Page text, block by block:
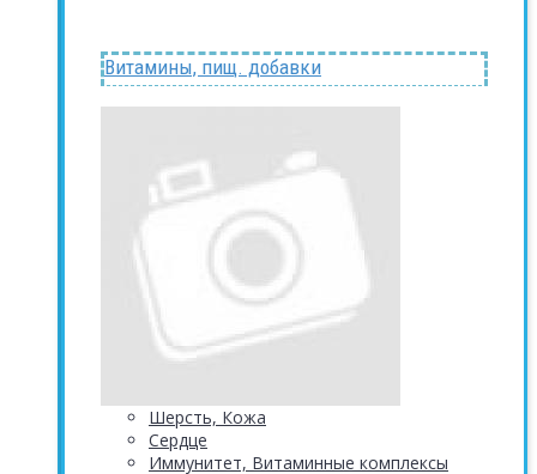
Витамины, пищ. добавки
Шерсть, Кожа
Сердце
Иммунитет, Витаминные комплексы